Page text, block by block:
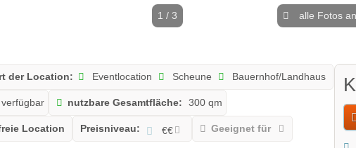
1 / 3 alle Fotos
der Location: Eventlocation Scheune Bauernhof/Landhaus
nutzbare Gesamtfläche: 300 qm
Location Preisniveau: €€ Geeignet für